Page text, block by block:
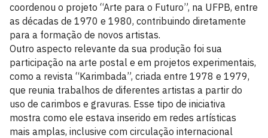
coordenou o projeto “Arte para o Futuro”, na UFPB, entre
as décadas de 1970 e 1980, contribuindo diretamente
para a formação de novos artistas.
Outro aspecto relevante da sua produção foi sua
participação na arte postal e em projetos experimentais,
como a revista “Karimbada”, criada entre 1978 e 1979,
que reunia trabalhos de diferentes artistas a partir do
uso de carimbos e gravuras. Esse tipo de iniciativa
mostra como ele estava inserido em redes artísticas
mais amplas, inclusive com circulação internacional